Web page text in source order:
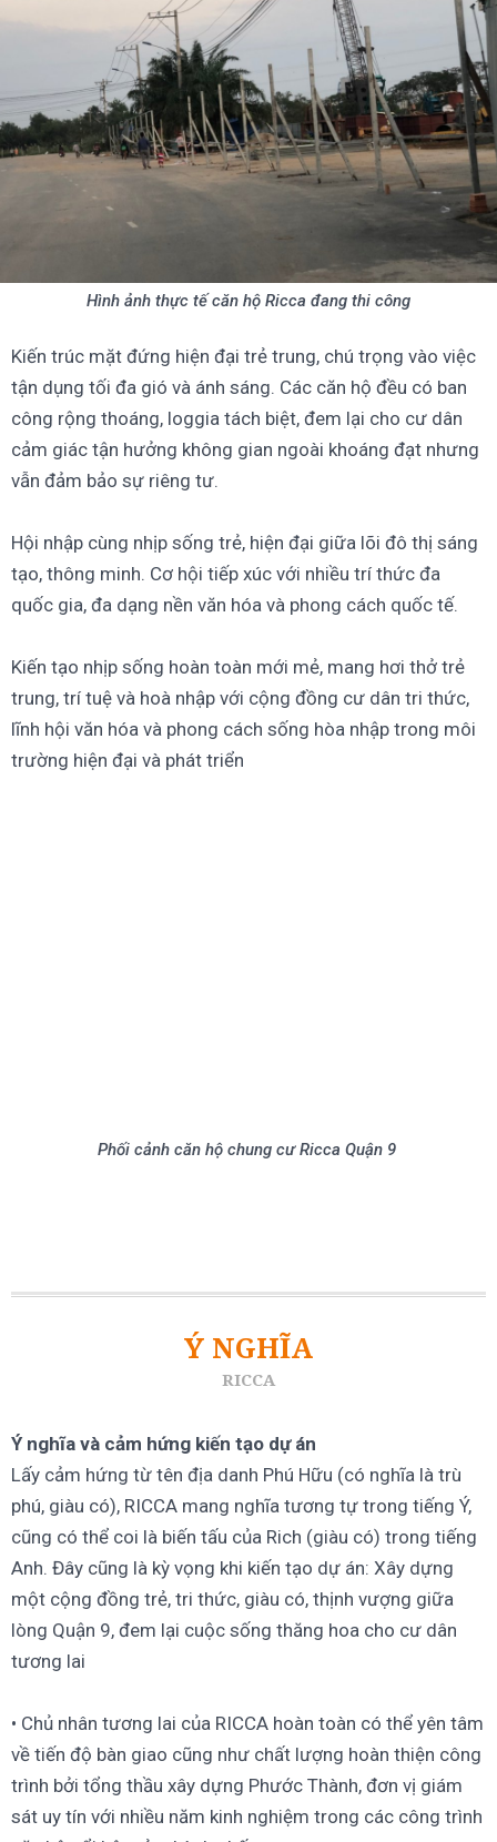
Hình ảnh thực tế căn hộ Ricca đang thi công
Kiến trúc mặt đứng hiện đại trẻ trung, chú trọng vào việc
tận dụng tối đa gió và ánh sáng. Các căn hộ đều có ban
công rộng thoáng, loggia tách biệt, đem lại cho cư dân
cảm giác tận hưởng không gian ngoài khoáng đạt nhưng
vẫn đảm bảo sự riêng tư.
Hội nhập cùng nhịp sống trẻ, hiện đại giữa lõi đô thị sáng
tạo, thông minh. Cơ hội tiếp xúc với nhiều trí thức đa
quốc gia, đa dạng nền văn hóa và phong cách quốc tế.
Kiến tạo nhịp sống hoàn toàn mới mẻ, mang hơi thở trẻ
trung, trí tuệ và hoà nhập với cộng đồng cư dân tri thức,
lĩnh hội văn hóa và phong cách sống hòa nhập trong môi
trường hiện đại và phát triển
Ý NGHĨA
RICCA
Lấy cảm hứng từ tên địa danh Phú Hữu (có nghĩa là trù
phú, giàu có), RICCA mang nghĩa tương tự trong tiếng Ý,
cũng có thể coi là biến tấu của Rich (giàu có) trong tiếng
Anh. Đây cũng là kỳ vọng khi kiến tạo dự án: Xây dựng
một cộng đồng trẻ, tri thức, giàu có, thịnh vượng giữa
lòng Quận 9, đem lại cuộc sống thăng hoa cho cư dân
tương lai
về tiến độ bàn giao cũng như chất lượng hoàn thiện công
trình bởi tổng thầu xây dựng Phước Thành, đơn vị giám
sát uy tín với nhiều năm kinh nghiệm trong các công trình
căn hộ nổi bật của thành phố.